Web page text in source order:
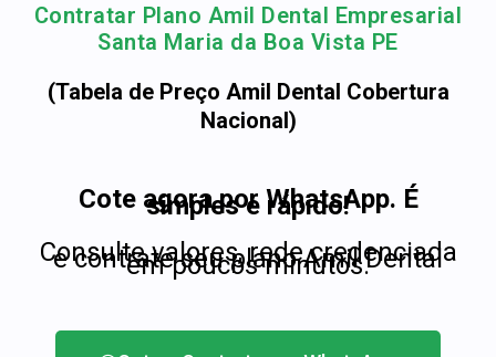
Contratar Plano Amil Dental Empresarial
Santa Maria da Boa Vista PE
(Tabela de Preço Amil Dental Cobertura
Nacional)
Cote agora por WhatsApp. É
simples e rápido!
Consulte valores, rede credenciada
e contrate seu plano Amil Dental
em poucos minutos.